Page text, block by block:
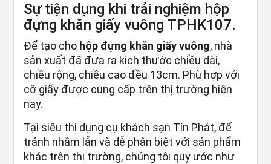
Sự tiện dụng khi trải nghiệm hộp
đựng khăn giấy vuông TPHK107.
Để tạo cho hộp đựng khăn giấy vuông, nhà
sản xuất đã đưa ra kích thước chiều dài,
chiều rộng, chiều cao đều 13cm. Phù hợp với
cỡ giấy được cung cấp trên thị trường hiện
nay.
Tại siêu thị dụng cụ khách sạn Tín Phát, để
tránh nhầm lẫn và dễ phân biệt với sản phẩm
khác trên thị trường, chúng tôi quy ước như